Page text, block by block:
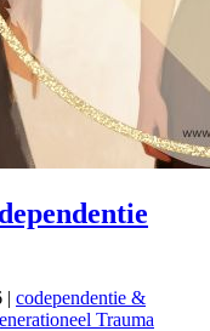
| codependentie &
Trauma